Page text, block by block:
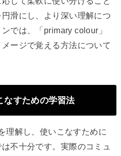
滑にし、より深い理解につ
では、「primary colour」
ージで覚える方法について
すための学習法
理解し、使いこなすために
不十分です。実際のコミュ